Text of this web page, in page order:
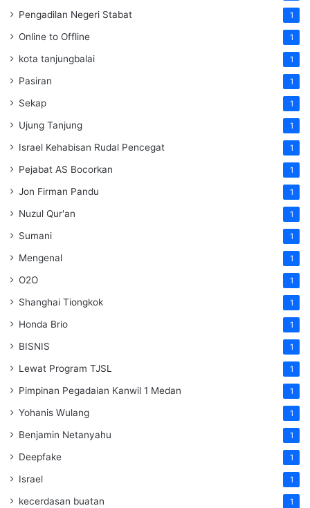
Pengadilan Negeri Stabat 1
Online to Offline 1
kota tanjungbalai 1
Pasiran 1
Sekap 1
Ujung Tanjung 1
Israel Kehabisan Rudal Pencegat 1
Pejabat AS Bocorkan 1
Jon Firman Pandu 1
Nuzul Qur'an 1
Sumani 1
Mengenal 1
O2O 1
Shanghai Tiongkok 1
Honda Brio 1
BISNIS 1
Lewat Program TJSL 1
Pimpinan Pegadaian Kanwil 1 Medan 1
Yohanis Wulang 1
Benjamin Netanyahu 1
Deepfake 1
Israel 1
kecerdasan buatan 1